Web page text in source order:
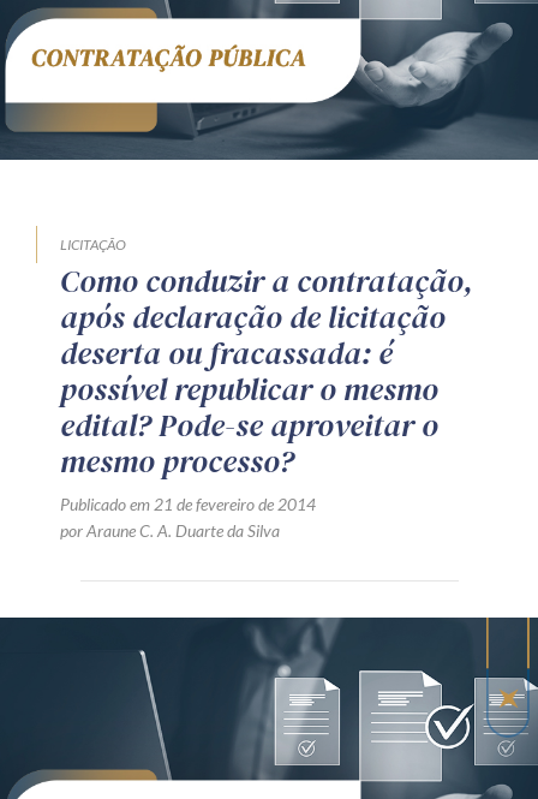
Av. Sete de Setembro, 4698
Batel Curitiba/PR CEP80240-000
LICITAÇÃO
Como conduzir a contratação,
após declaração de licitação
deserta ou fracassada: é
possível republicar o mesmo
edital? Pode-se aproveitar o
mesmo processo?
Publicado em 21 de fevereiro de 2014
por Araune C. A. Duarte da Silva